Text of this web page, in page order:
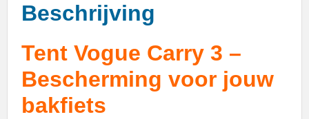
Beschrijving
Tent Vogue Carry 3 –
Bescherming voor jouw
bakfiets